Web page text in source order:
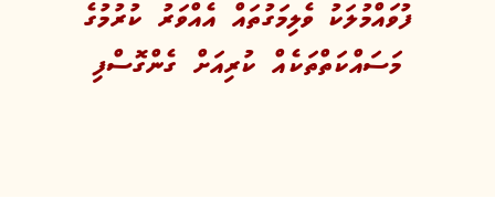
ފުވައްމުލަކު ވެލިމަގުތައް އެއްވަރު ކުރުމުގެ
މަސައްކަތްތަކެއް ކުރިއަށް ގެންގޮސްފި